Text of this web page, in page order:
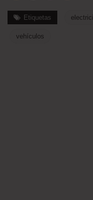
Etiquetas
vehículos